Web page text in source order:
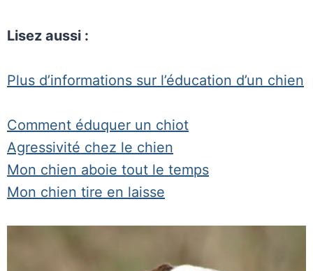
Lisez aussi :
Plus d’informations sur l’éducation d’un chien
Comment éduquer un chiot
Agressivité chez le chien
Mon chien aboie tout le temps
Mon chien tire en laisse